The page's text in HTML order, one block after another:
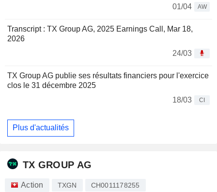
01/04 AW
Transcript : TX Group AG, 2025 Earnings Call, Mar 18,
2026
24/03
TX Group AG publie ses résultats financiers pour l'exercice
clos le 31 décembre 2025
18/03
CI
Plus d'actualités
TX GROUP AG
Action TXGN CH0011178255